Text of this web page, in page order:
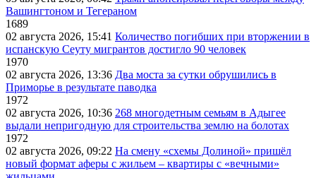
Вашингтоном и Тегераном
1689
02 августа 2026, 15:41 Количество погибших при вторжении в
испанскую Сеуту мигрантов достигло 90 человек
1970
02 августа 2026, 13:36 Два моста за сутки обрушились в
Приморье в результате паводка
1972
02 августа 2026, 10:36 268 многодетным семьям в Адыгее
выдали непригодную для строительства землю на болотах
1972
02 августа 2026, 09:22 На смену «схемы Долиной» пришёл
новый формат аферы с жильем – квартиры с «вечными»